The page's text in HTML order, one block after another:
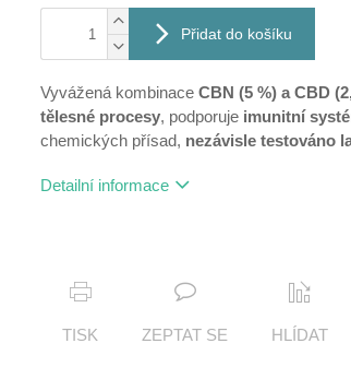
Přidat do košíku
Vyvážená kombinace CBN (5 %) a CBD
tělesné procesy, podporuje imunitní
chemických přísad, nezávisle testováno
Detailní informace
TISK ZEPTAT SE HLÍDAT